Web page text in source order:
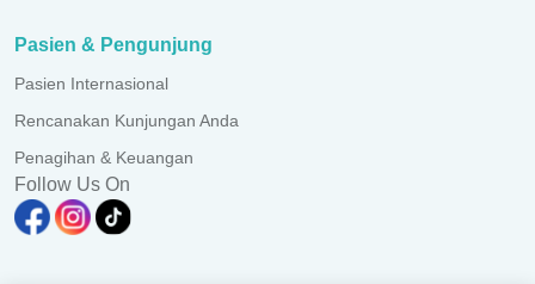
Pasien & Pengunjung
Pasien Internasional
Rencanakan Kunjungan Anda
Penagihan & Keuangan
Follow Us On